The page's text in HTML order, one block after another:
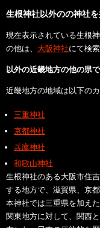
生根神社以外のの神社
現在表示されている生根
の他は、 大阪神社にて検索
以外の近畿地方の他の県
近畿地方の地域は以下の
三重神社
京都神社
兵庫神社
和歌山神社
生根神社のある大阪市住
する地方で、滋賀県、京
本神社では三重県を加え
関東地方に対して、関西